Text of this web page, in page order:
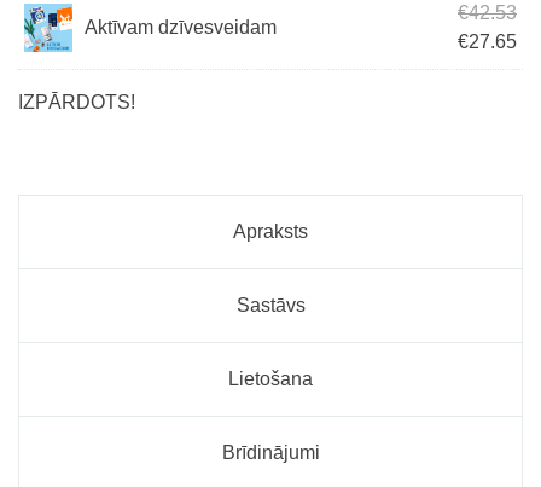
Aktīvam dzīvesveidam
€42.53
€27.65
IZPĀRDOTS!
Apraksts
Sastāvs
Lietošana
Brīdinājumi